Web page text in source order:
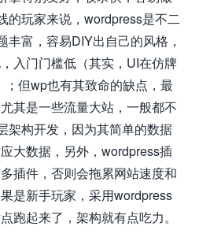
的玩家来说，wordpress是不二
丰富，容易DIY出自己的风格，
入门门槛低（其实，UI在仿牌
但wp也有其致命的缺点，最
其是一些流量大站，一般都不
架构开发，因为其简单的数据
大数据，另外，wordpress插
插件，否则会拖累网站速度和
是新手玩家，采用wordpress
跑起来了，架构就有点吃力。